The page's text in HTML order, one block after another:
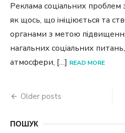
Реклама соціальних проблем
як щось, що ініціюється та
органами з метою підвищення
нагальних соціальних
атмосфери, […] READ MORE
Posts
navigation
Older posts
ПОШУК